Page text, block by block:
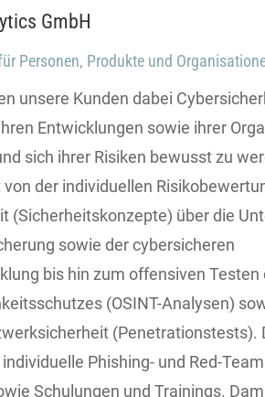
GmbH
Personen, Produkte und
unsere Kunden dabei
Entwicklungen sowie ihrer
sich ihrer Risiken bewusst zu
der individuellen
(Sicherheitskonzepte) über die
sowie der cybersicheren
bis hin zum offensiven Testen
(OSINT-Analysen)
(Penetrationstests).
Phishing- und Red-
Schulungen und Trainings.